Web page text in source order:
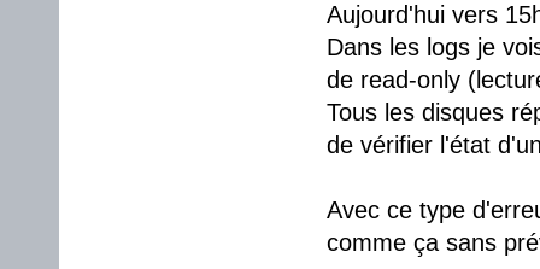
Aujourd'hui vers
Dans les logs je
de read-only
Tous les disques
de vérifier l'état
Avec ce type
comme ça sans